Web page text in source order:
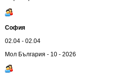
София
02.04 - 02.04
Мол България - 10 - 2026